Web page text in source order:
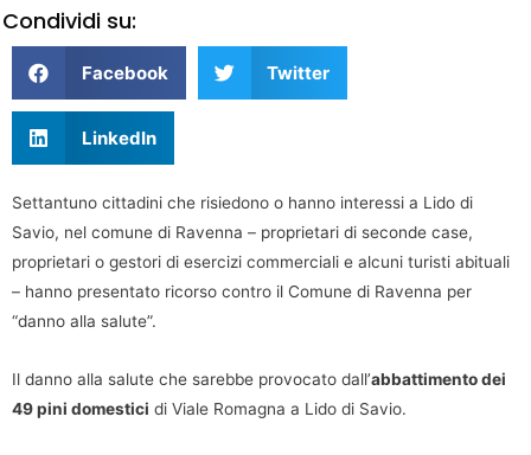
Condividi su:
Facebook Twitter
LinkedIn
Settantuno cittadini che risiedono o hanno interessi a Lido di
Savio, nel comune di Ravenna – proprietari di seconde case,
proprietari o gestori di esercizi commerciali e alcuni turisti abituali
– hanno presentato ricorso contro il Comune di Ravenna per
“danno alla salute”.
Il danno alla salute che sarebbe provocato dall’abbattimento dei
49 pini domestici di Viale Romagna a Lido di Savio.